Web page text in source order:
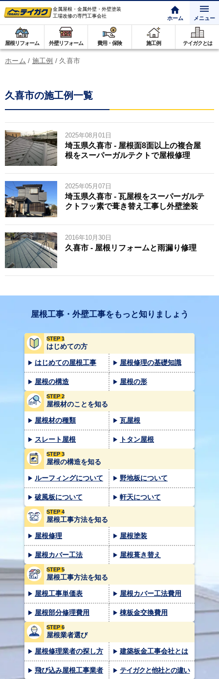
金属屋根・金属外壁・外壁塗装
工場改修の専門工事会社
ホーム メニュー
屋根リフォーム 外壁リフォーム 費用・保険 施工例 テイガクとは
ホーム / 施工例 / 久喜市
久喜市の施工例一覧
2025年08月01日
埼玉県久喜市 - 屋根面8面以上の複合屋
根をスーパーガルテクトで屋根修理
2025年05月07日
埼玉県久喜市 - 瓦屋根をスーパーガルテ
クトフッ素で葺き替え工事し外壁塗装
2016年10月30日
久喜市 - 屋根リフォームと雨漏り修理
屋根工事・外壁工事をもっと知りましょう
STEP 1
はじめての方
はじめての屋根工事 屋根修理の基礎知識
屋根の構造 屋根の形
STEP 2
屋根材のことを知る
屋根材の種類 瓦屋根
スレート屋根 トタン屋根
STEP 3
屋根の構造を知る
ルーフィングについて 野地板について
破風板について 軒天について
STEP 4
屋根工事方法を知る
屋根修理 屋根塗装
屋根カバー工法 屋根葺き替え
STEP 5
屋根工事方法を知る
屋根工事単価表 屋根カバー工法費用
屋根部分修理費用 棟板金交換費用
STEP 6
屋根業者選び
屋根修理業者の探し方 建築板金工事会社とは
飛び込み屋根工事業者 テイガクと他社との違い